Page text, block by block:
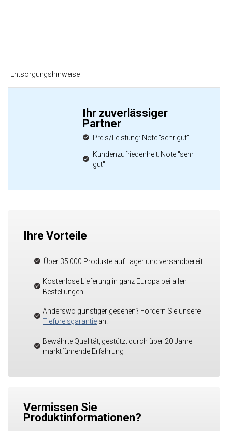
Entsorgungshinweise
Ihr zuverlässiger
Partner
Preis/Leistung: Note "sehr gut"
Kundenzufriedenheit: Note "sehr
gut"
Ihre Vorteile
Über 35.000 Produkte auf Lager und versandbereit
Kostenlose Lieferung in ganz Europa bei allen
Bestellungen
Anderswo günstiger gesehen? Fordern Sie unsere
Tiefpreisgarantie an!
Bewährte Qualität, gestützt durch über 20 Jahre
marktführende Erfahrung
Vermissen Sie
Produktinformationen?